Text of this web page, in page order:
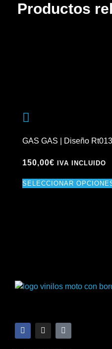
Productos
GAS GAS | Diseño Rt013
150,00€ IVA INCLUIDO
SELECCIONAR